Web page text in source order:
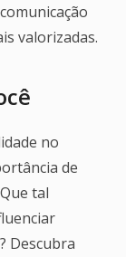
valorizadas.
no
de
tal
Descubra